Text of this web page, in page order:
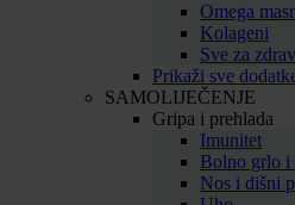
Omega
Kolageni
Sve za
Prikaži sve
SAMOLIJEČENJE
Gripa i prehlada
Imunitet
Bolno grlo i
Nos i dišni